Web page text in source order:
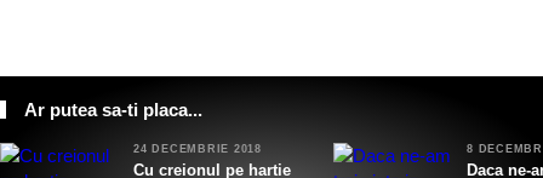
Ar putea sa-ti placa...
24 DECEMBRIE 2018
Cu creionul pe hartie
8
Daca ne-